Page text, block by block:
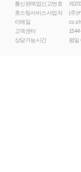
통신판매업신고번호
제
호스팅서비스사업자
(주)
이메일
고객센터
상담가능시간
평일